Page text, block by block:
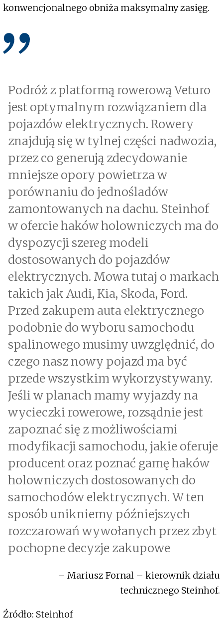
konwencjonalnego obniża maksymalny zasięg.
Podróż z platformą rowerową Veturo
jest optymalnym rozwiązaniem dla
pojazdów elektrycznych. Rowery
znajdują się w tylnej części nadwozia,
przez co generują zdecydowanie
mniejsze opory powietrza w
porównaniu do jednośladów
zamontowanych na dachu. Steinhof
w ofercie haków holowniczych ma do
dyspozycji szereg modeli
dostosowanych do pojazdów
elektrycznych. Mowa tutaj o markach
takich jak Audi, Kia, Skoda, Ford.
Przed zakupem auta elektrycznego
podobnie do wyboru samochodu
spalinowego musimy uwzględnić, do
czego nasz nowy pojazd ma być
przede wszystkim wykorzystywany.
Jeśli w planach mamy wyjazdy na
wycieczki rowerowe, rozsądnie jest
zapoznać się z możliwościami
modyfikacji samochodu, jakie oferuje
producent oraz poznać gamę haków
holowniczych dostosowanych do
samochodów elektrycznych. W ten
sposób unikniemy późniejszych
rozczarowań wywołanych przez zbyt
pochopne decyzje zakupowe
– Mariusz Fornal – kierownik działu
technicznego Steinhof.
Źródło: Steinhof